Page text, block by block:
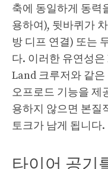
축에 동일하게 동력
용하여), 뒷바퀴가
방 디프 연결) 또는
다. 이러한 유연성
Land 크루저와 같
오프로드 기능을 제
용하지 않으면 본질
토크가 남게 됩니다.
타이어 공기